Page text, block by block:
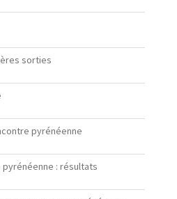
sorties
pyrénéenne
: résultats